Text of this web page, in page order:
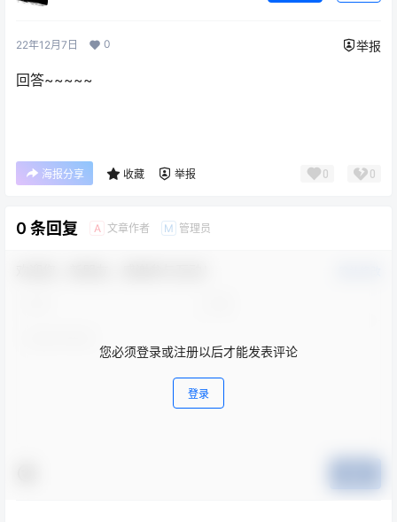
22年12月7日 0 举报
回答~~~~~
海报分享 收藏 举报 0 0
0 条回复 A 文章作者 M 管理员
您必须登录或注册以后才能发表评论
登录